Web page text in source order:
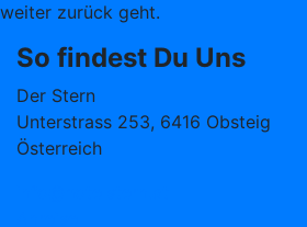
weiter zurück geht.
So findest Du Uns
Der Stern
Unterstrass 253, 6416 Obsteig
Österreich